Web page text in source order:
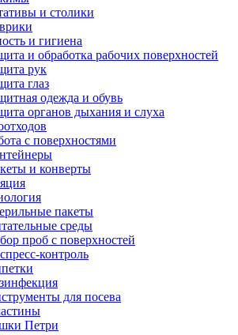
и столики
и гигиена
и обработка рабочих поверхностей
рук
глаз
одежда и обувь
органов дыхания и слуха
с поверхностями
и конверты
пакеты
среды
проб с поверхностей
контроль
для посева
Петри